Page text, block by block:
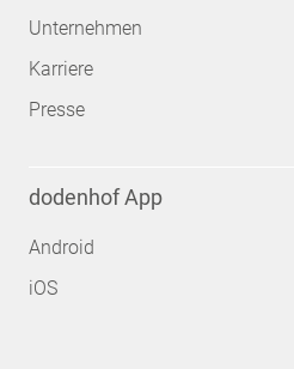
Unternehmen
Karriere
Presse
dodenhof App
Android
iOS